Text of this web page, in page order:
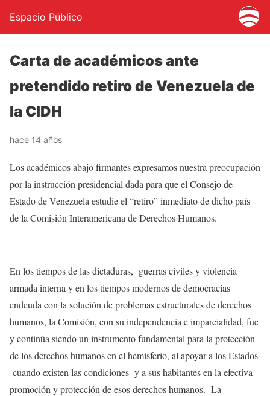
Espacio Público
Carta de académicos ante
pretendido retiro de Venezuela de
la CIDH
hace 14 años
Los académicos abajo firmantes expresamos nuestra preocupación
por la instrucción presidencial dada para que el Consejo de
Estado de Venezuela estudie el “retiro” inmediato de dicho país
de la Comisión Interamericana de Derechos Humanos.
En los tiempos de las dictaduras, guerras civiles y violencia
armada interna y en los tiempos modernos de democracias
endeuda con la solución de problemas estructurales de derechos
humanos, la Comisión, con su independencia e imparcialidad, fue
y continúa siendo un instrumento fundamental para la protección
de los derechos humanos en el hemisferio, al apoyar a los Estados
-cuando existen las condiciones- y a sus habitantes en la efectiva
promoción y protección de esos derechos humanos. La